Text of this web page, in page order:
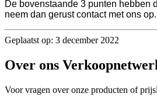
De bovenstaande 3 punten hebben
neem dan gerust contact met ons op.
Geplaatst op: 3 december 2022
Over ons
Voor vragen over onze producten of